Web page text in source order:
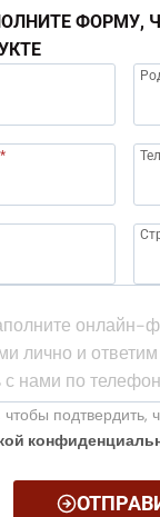
ФОРМУ,
*
подтвердить,